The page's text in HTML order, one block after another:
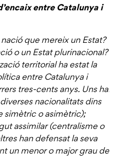
entre Catalunya i
que mereix un Estat?
o un Estat plurinacional?
territorial ha estat la
entre Catalunya i
tres-cents anys. Uns han
nacionalitats dins
simètric o asimètric);
assimilar (centralisme o
han defensat la seva
un menor o major grau de